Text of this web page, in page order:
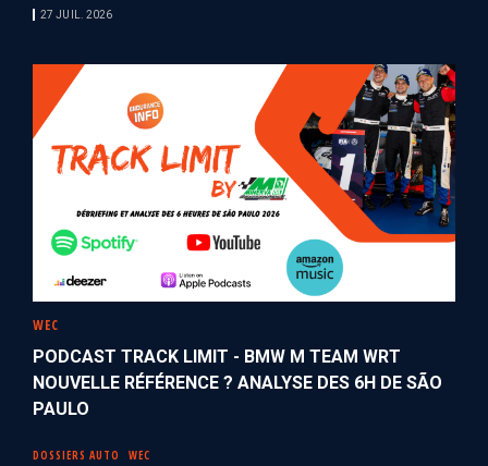
27 JUIL. 2026
WEC
PODCAST TRACK LIMIT - BMW M TEAM WRT
NOUVELLE RÉFÉRENCE ? ANALYSE DES 6H DE SÃO
PAULO
DOSSIERS AUTO WEC